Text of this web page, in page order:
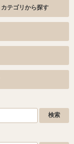
カテゴリから探す